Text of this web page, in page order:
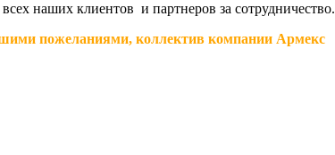
наших клиентов и партнеров за сотрудничество.
пожеланиями, коллектив компании Армекс